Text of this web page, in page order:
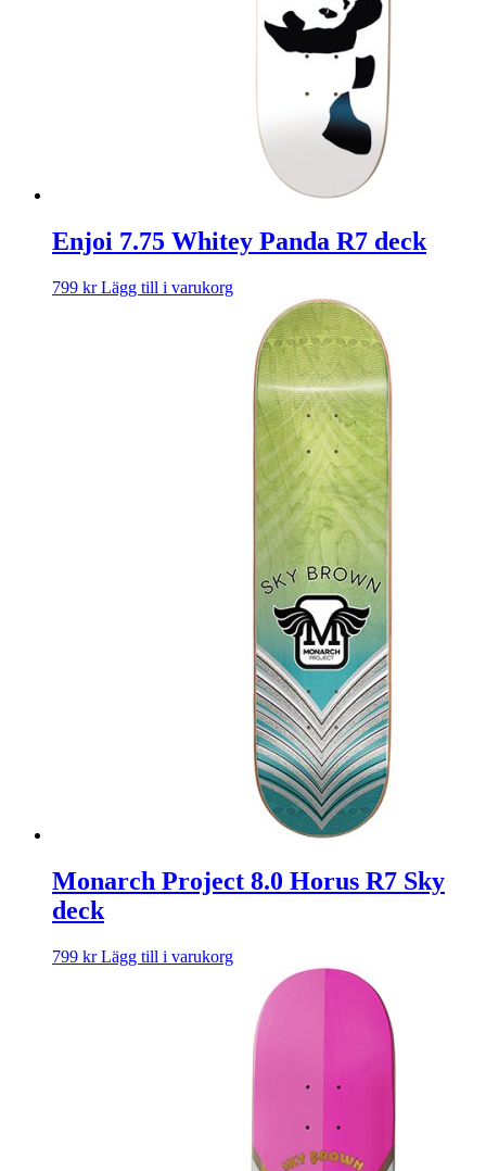
Enjoi 7.75 Whitey Panda R7 deck
799 kr Lägg till i varukorg
Monarch Project 8.0 Horus R7 Sky
deck
799 kr Lägg till i varukorg